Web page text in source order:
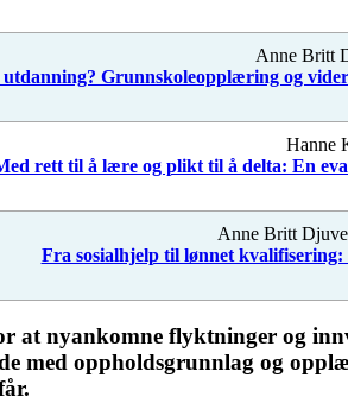
Anne Britt
Grunnskoleopplæring og
Hanne
rett til å lære og plikt til å delta: En
Anne Britt
Fra sosialhjelp til lønnet
at nyankomne flyktninger og
med oppholdsgrunnlag og